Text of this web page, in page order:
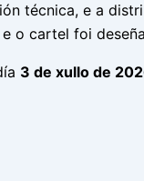
técnica, e a
e o cartel foi
3 de xullo de